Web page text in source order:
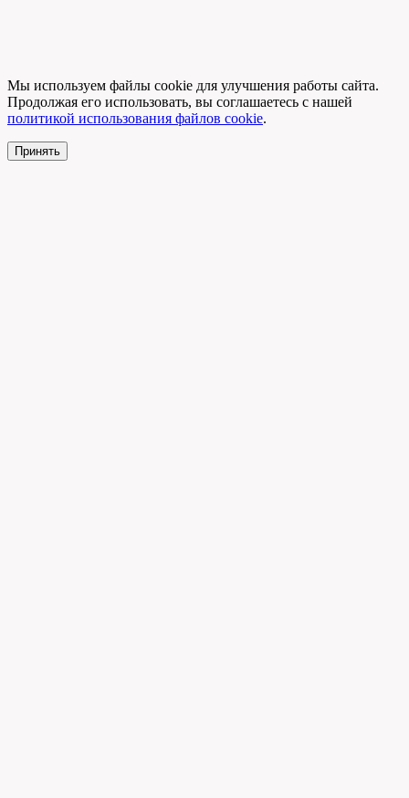
Мы используем файлы cookie для улучшения работы сайта.
Продолжая его использовать, вы соглашаетесь с нашей
политикой использования файлов cookie.
Принять